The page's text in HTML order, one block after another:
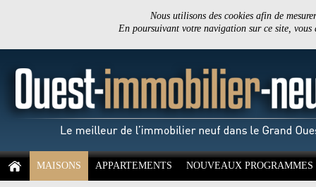
Nous utilisons des cookies afin de
En poursuivant votre navigation sur ce site,
MAISONS APPARTEMENTS NOUVEAUX PROGRAMMES